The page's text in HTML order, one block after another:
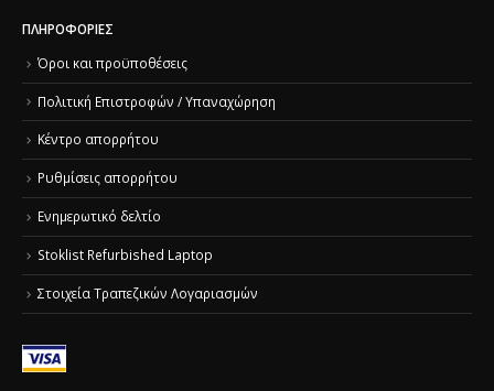
ΠΛΗΡΟΦΟΡΊΕΣ
Όροι και προϋποθέσεις
Πολιτική Επιστροφών / Υπαναχώρηση
Κέντρο απορρήτου
Ρυθμίσεις απορρήτου
Ενημερωτικό δελτίο
Stoklist Refurbished Laptop
Στοιχεία Τραπεζικών Λογαριασμών